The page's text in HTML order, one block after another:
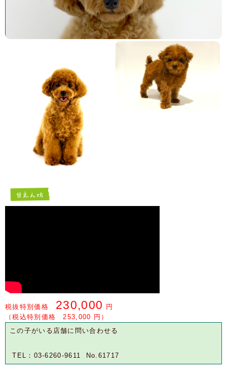
税抜特別価格 230,000 円
（税込特別価格 253,000 円）
この子がいる店舗に問い合わせる
TEL：03-6260-9611 No.61717